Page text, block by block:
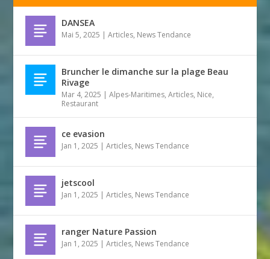
DANSEA
Mai 5, 2025 |Articles, News Tendance
Bruncher le dimanche sur la plage Beau
Rivage
Mar 4, 2025 |Alpes-Maritimes,Articles, Nice,
Restaurant
ce evasion
Jan 1, 2025 |Articles, News Tendance
jetscool
Jan 1, 2025 |Articles, News Tendance
ranger Nature Passion
Jan 1, 2025 |Articles, News Tendance